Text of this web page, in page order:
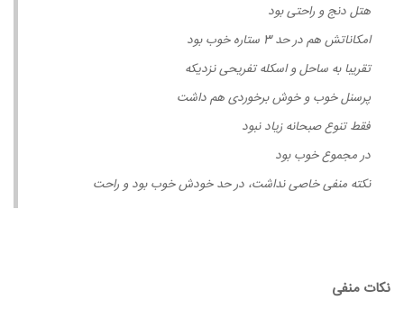
هتل دنج و راحتی بود
امکاناتش هم در حد 3 ستاره خوب بود
تقریبا به ساحل و اسکله تفریحی نزدیکه
پرسنل خوب و خوش برخوردی هم داشت
فقط تنوع صبحانه زیاد نبود
در مجموع خوب بود
نکته منفی خاصی نداشت، در حد خودش خوب بود و راحت
نکات منفی